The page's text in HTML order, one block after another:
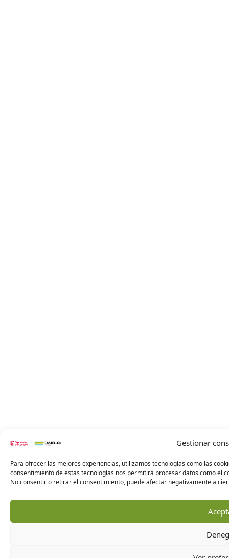
Gestionar
Para ofrecer las mejores experiencias, utilizamos tecnologías como las
consentimiento de estas tecnologías nos permitirá procesar datos como el
No consentir o retirar el consentimiento, puede afectar negativamente a